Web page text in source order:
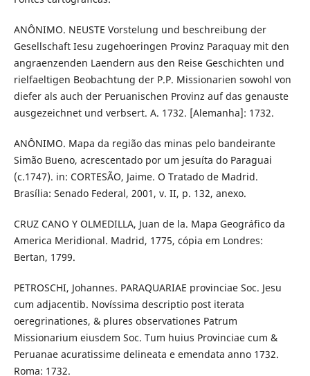
ANÔNIMO. NEUSTE Vorstelung und beschreibung der
Gesellschaft Iesu zugehoeringen Provinz Paraquay mit den
angraenzenden Laendern aus den Reise Geschichten und
rielfaeltigen Beobachtung der P.P. Missionarien sowohl von
diefer als auch der Peruanischen Provinz auf das genauste
ausgezeichnet und verbsert. A. 1732. [Alemanha]: 1732.
ANÔNIMO. Mapa da região das minas pelo bandeirante
Simão Bueno, acrescentado por um jesuíta do Paraguai
(c.1747). in: CORTESÃO, Jaime. O Tratado de Madrid.
Brasília: Senado Federal, 2001, v. II, p. 132, anexo.
CRUZ CANO Y OLMEDILLA, Juan de la. Mapa Geográfico da
America Meridional. Madrid, 1775, cópia em Londres:
Bertan, 1799.
PETROSCHI, Johannes. PARAQUARIAE provinciae Soc. Jesu
cum adjacentib. Novíssima descriptio post iterata
oeregrinationes, & plures observationes Patrum
Missionarium eiusdem Soc. Tum huius Provinciae cum &
Peruanae acuratissime delineata e emendata anno 1732.
Roma: 1732.